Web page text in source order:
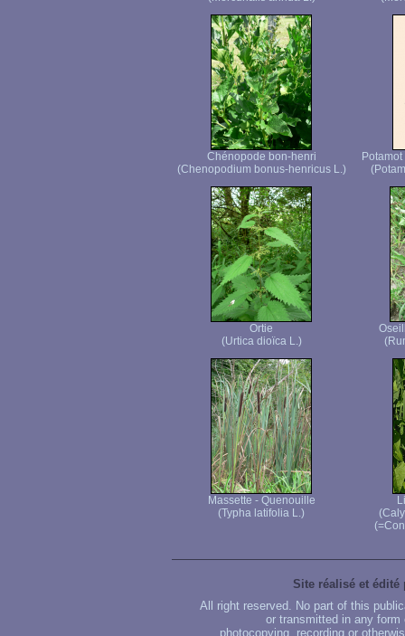
Chénopode bon-henri
(Chenopodium bonus-henricus L.)
Ortie
(Urtica dioïca L.)
Massette - Quenouille
(Typha latifolia L.)
Site réalisé et édité
All right reserved. No part of this
or transmitted in any
photocopying, recording or